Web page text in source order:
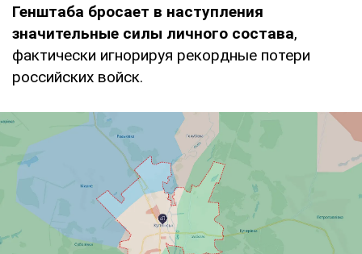
Генштаба бросает в наступления
значительные силы личного состава,
фактически игнорируя рекордные потери
российских войск.